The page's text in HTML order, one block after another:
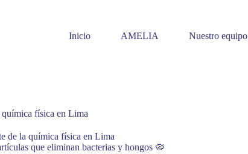
Inicio
AMELIA Nuestro equipo
química física en Lima
de la química física en Lima
que eliminan bacterias y hongos 🦠